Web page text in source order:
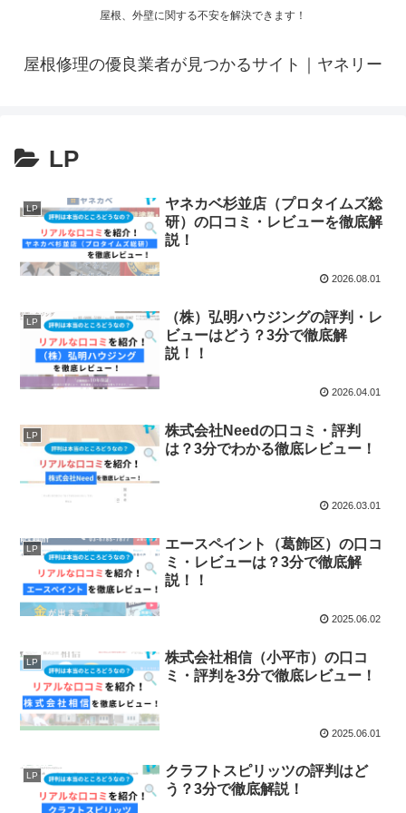
屋根、外壁に関する不安を解決できます！
屋根修理の優良業者が見つかるサイト｜ヤネリー
LP
LP
ヤネカベ杉並店（プロタイムズ総
研）の口コミ・レビューを徹底解
説！
2026.08.01
LP
（株）弘明ハウジングの評判・レ
ビューはどう？3分で徹底解
説！！
2026.04.01
LP
株式会社Needの口コミ・評判
は？3分でわかる徹底レビュー！
2026.03.01
LP
エースペイント（葛飾区）の口コ
ミ・レビューは？3分で徹底解
説！！
2025.06.02
LP
株式会社相信（小平市）の口コ
ミ・評判を3分で徹底レビュー！
2025.06.01
LP
クラフトスピリッツの評判はど
う？3分で徹底解説！